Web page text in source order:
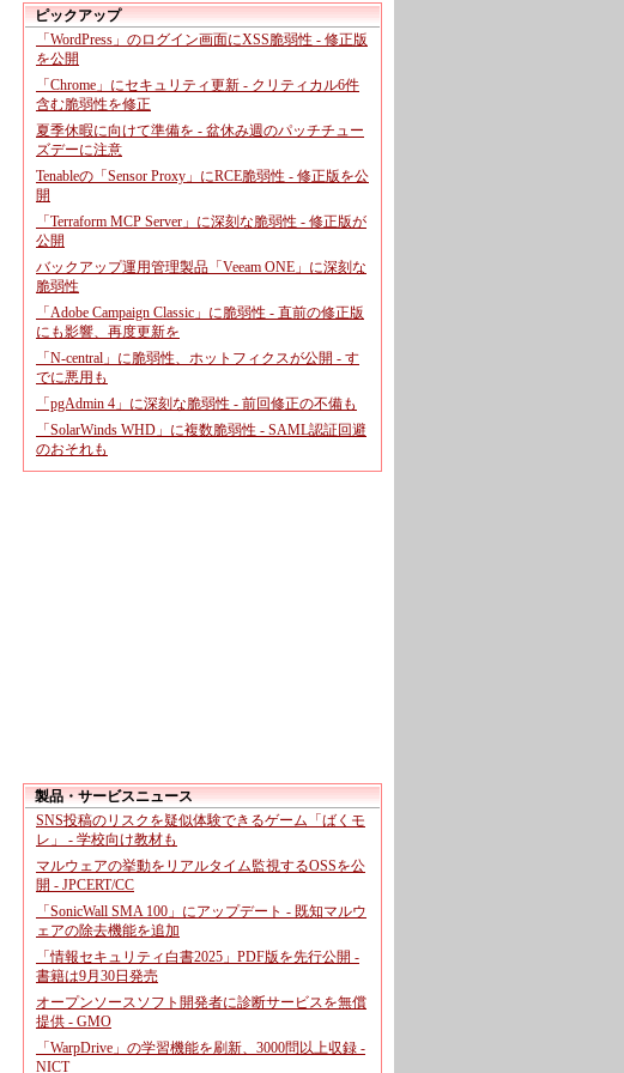
ピックアップ
「WordPress」のログイン画面にXSS脆弱性 - 修正版
を公開
「Chrome」にセキュリティ更新 - クリティカル6件
含む脆弱性を修正
夏季休暇に向けて準備を - 盆休み週のパッチチュー
ズデーに注意
Tenableの「Sensor Proxy」にRCE脆弱性 - 修正版を公
開
「Terraform MCP Server」に深刻な脆弱性 - 修正版が
公開
バックアップ運用管理製品「Veeam ONE」に深刻な
脆弱性
「Adobe Campaign Classic」に脆弱性 - 直前の修正版
にも影響、再度更新を
「N-central」に脆弱性、ホットフィクスが公開 - す
でに悪用も
「pgAdmin 4」に深刻な脆弱性 - 前回修正の不備も
「SolarWinds WHD」に複数脆弱性 - SAML認証回避
のおそれも
製品・サービスニュース
SNS投稿のリスクを疑似体験できるゲーム「ばくモ
レ」 - 学校向け教材も
マルウェアの挙動をリアルタイム監視するOSSを公
開 - JPCERT/CC
「SonicWall SMA 100」にアップデート - 既知マルウ
ェアの除去機能を追加
「情報セキュリティ白書2025」PDF版を先行公開 -
書籍は9月30日発売
オープンソースソフト開発者に診断サービスを無償
提供 - GMO
「WarpDrive」の学習機能を刷新、3000問以上収録 -
NICT